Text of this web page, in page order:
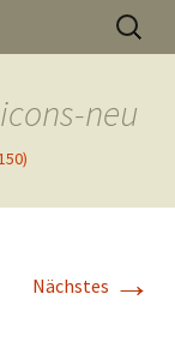
Suchen
nach:
neu
Nächstes →